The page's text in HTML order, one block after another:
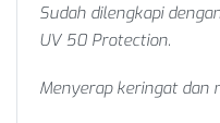
Sudah dilengkapi
UV 50 Protection.
Menyerap keringat dan